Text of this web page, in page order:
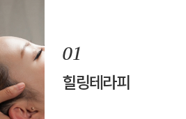
힐링테라피